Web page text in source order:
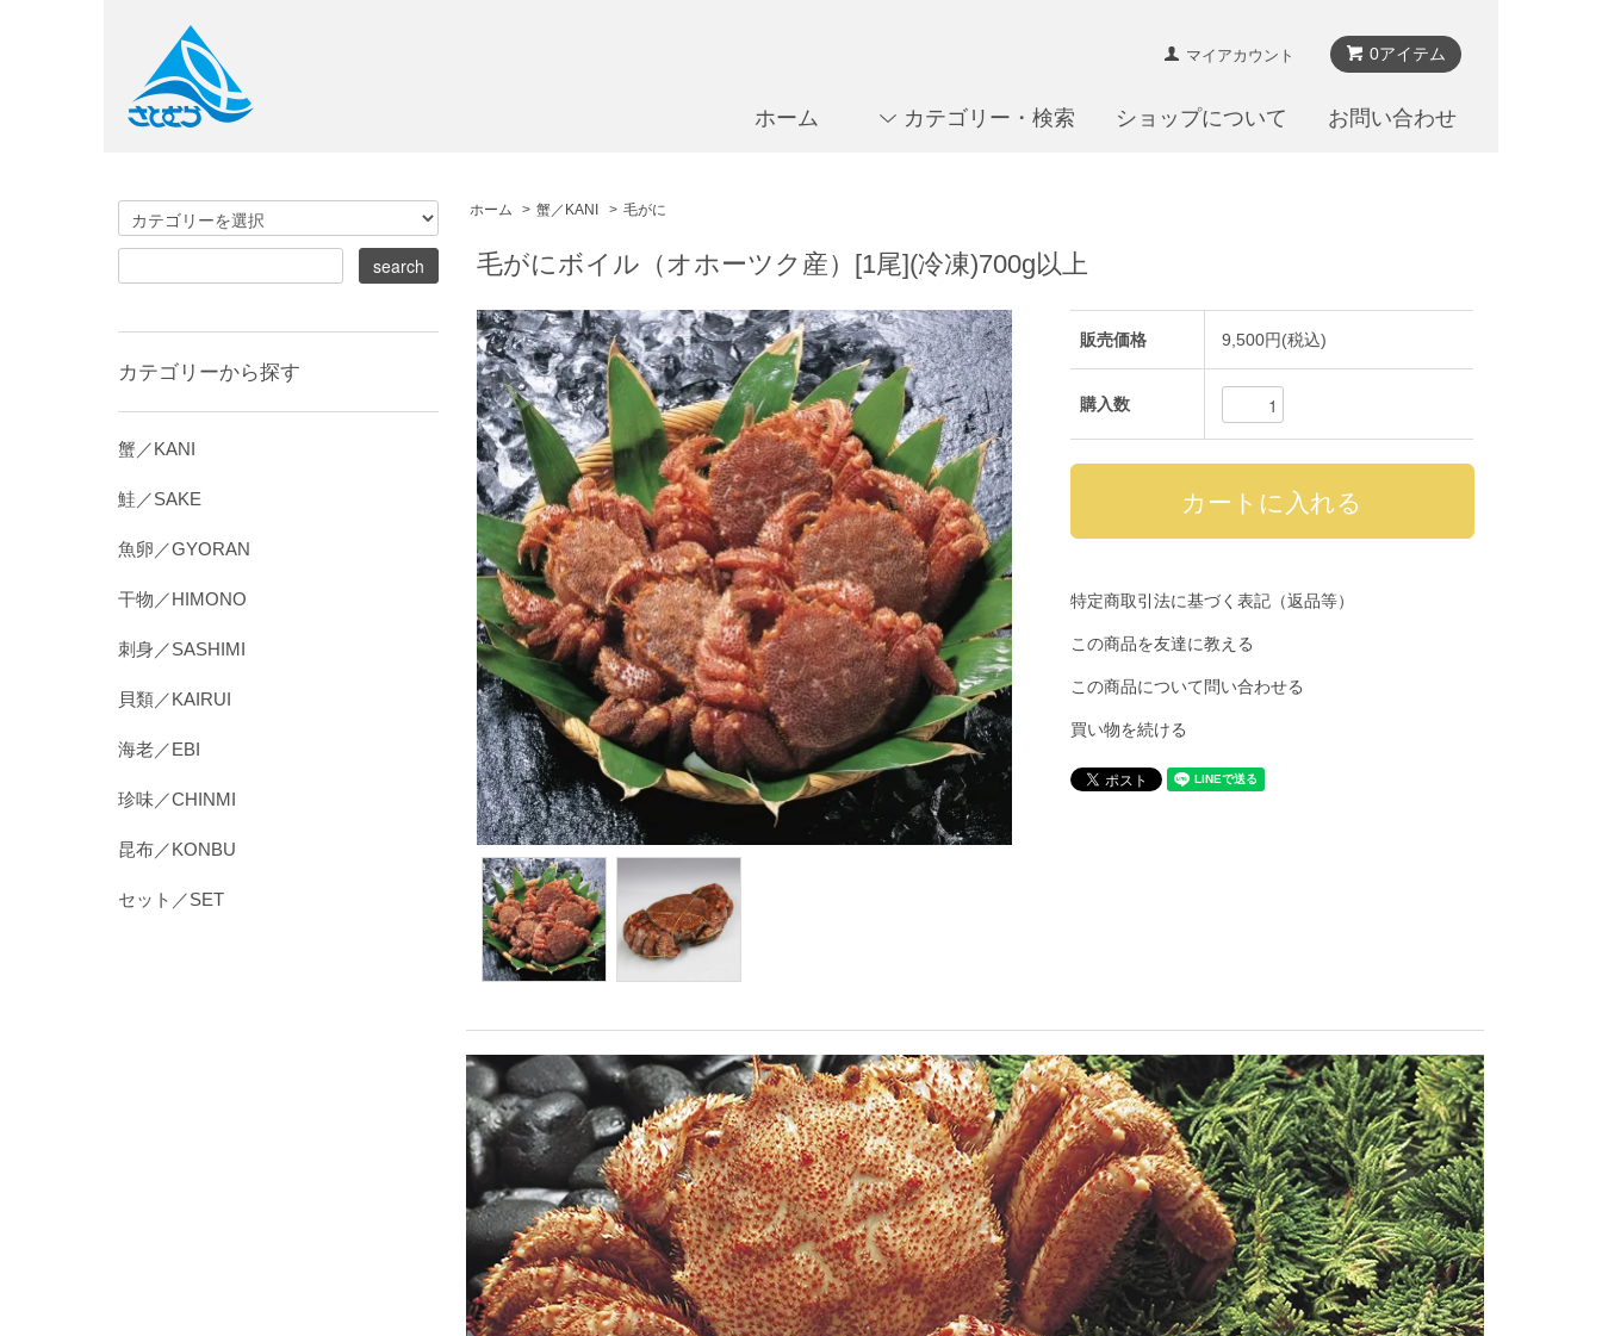
0アイテム
マイアカウント
ホーム カテゴリー・検索 ショップについて お問い合わせ
ホーム > 蟹／KANI > 毛がに
毛がにボイル（オホーツク産）[1尾](冷凍)700g以上
販売価格 9,500円(税込)
購入数
特定商取引法に基づく表記（返品等）
この商品を友達に教える
この商品について問い合わせる
買い物を続ける
カテゴリーから探す
蟹／KANI
鮭／SAKE
魚卵／GYORAN
干物／HIMONO
刺身／SASHIMI
貝類／KAIRUI
海老／EBI
珍味／CHINMI
昆布／KONBU
セット／SET